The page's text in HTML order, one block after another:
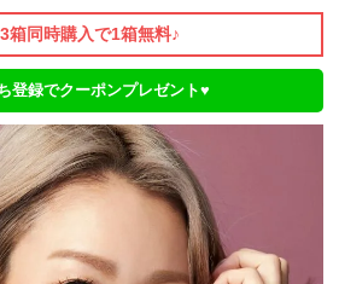
3箱同時購入で1箱無料♪
登録でクーポンプレゼント♥